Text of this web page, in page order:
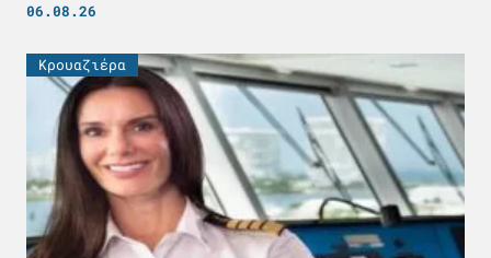
06.08.26
Κρουαζιέρα